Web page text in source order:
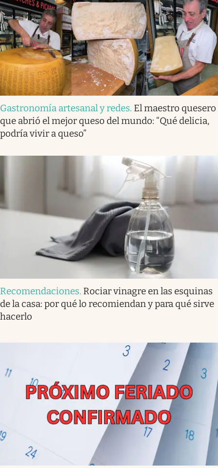
Gastronomía artesanal y redes. El maestro quesero
que abrió el mejor queso del mundo: “Qué delicia,
podría vivir a queso”
Recomendaciones. Rociar vinagre en las esquinas
de la casa: por qué lo recomiendan y para qué sirve
hacerlo